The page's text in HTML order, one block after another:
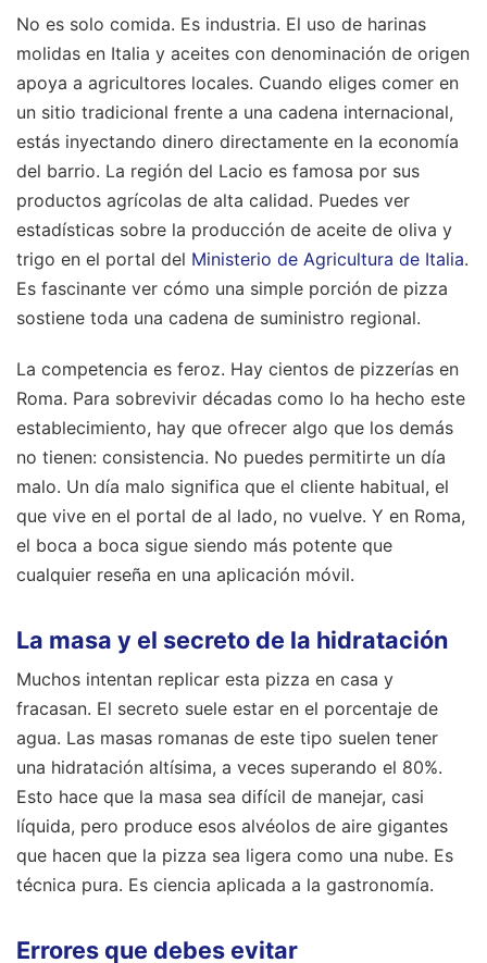
No es solo comida. Es industria. El uso de harinas
molidas en Italia y aceites con denominación de origen
apoya a agricultores locales. Cuando eliges comer en
un sitio tradicional frente a una cadena internacional,
estás inyectando dinero directamente en la economía
del barrio. La región del Lacio es famosa por sus
productos agrícolas de alta calidad. Puedes ver
estadísticas sobre la producción de aceite de oliva y
trigo en el portal del Ministerio de Agricultura de Italia.
Es fascinante ver cómo una simple porción de pizza
sostiene toda una cadena de suministro regional.
La competencia es feroz. Hay cientos de pizzerías en
Roma. Para sobrevivir décadas como lo ha hecho este
establecimiento, hay que ofrecer algo que los demás
no tienen: consistencia. No puedes permitirte un día
malo. Un día malo significa que el cliente habitual, el
que vive en el portal de al lado, no vuelve. Y en Roma,
el boca a boca sigue siendo más potente que
cualquier reseña en una aplicación móvil.
La masa y el secreto de la hidratación
Muchos intentan replicar esta pizza en casa y
fracasan. El secreto suele estar en el porcentaje de
agua. Las masas romanas de este tipo suelen tener
una hidratación altísima, a veces superando el 80%.
Esto hace que la masa sea difícil de manejar, casi
líquida, pero produce esos alvéolos de aire gigantes
que hacen que la pizza sea ligera como una nube. Es
técnica pura. Es ciencia aplicada a la gastronomía.
Errores que debes evitar